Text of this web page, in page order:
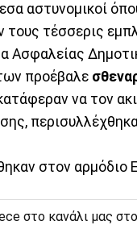
αστυνομικοί
τους τέσσερις
Ασφαλείας
προέβαλε
να τον
στον αρμόδιο
στο κανάλι μας στο